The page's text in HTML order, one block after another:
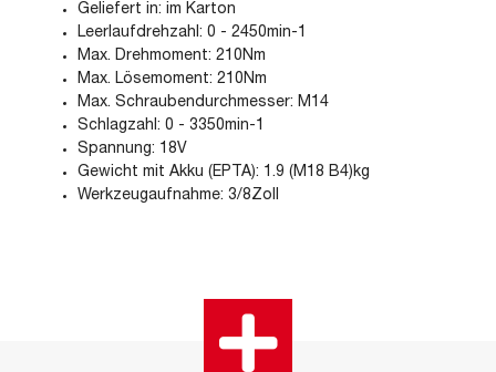
Geliefert in: im Karton
Leerlaufdrehzahl: 0 - 2450min-1
Max. Drehmoment: 210Nm
Max. Lösemoment: 210Nm
Max. Schraubendurchmesser: M14
Schlagzahl: 0 - 3350min-1
Spannung: 18V
Gewicht mit Akku (EPTA): 1.9 (M18 B4)kg
Werkzeugaufnahme: 3/8Zoll